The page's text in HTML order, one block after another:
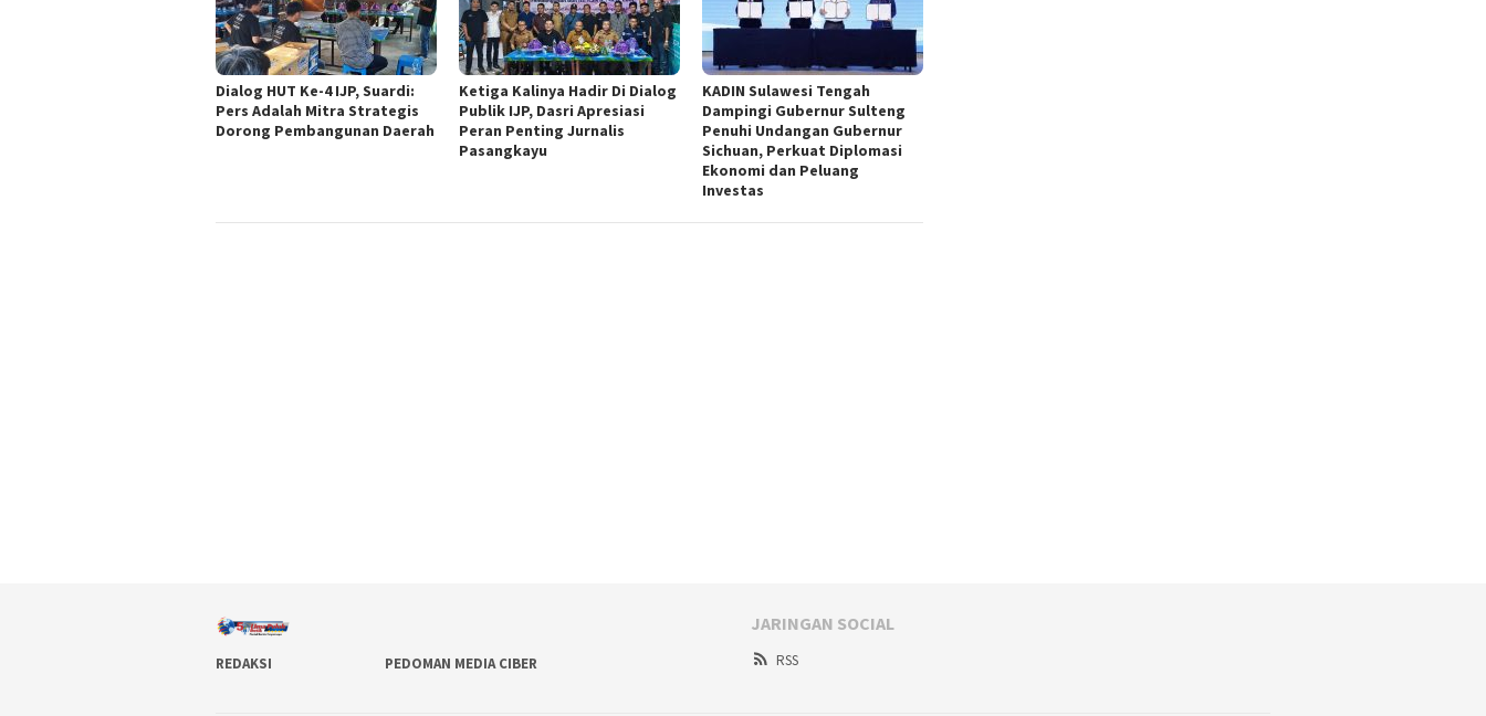
Dialog HUT Ke-4 IJP, Suardi:
Pers Adalah Mitra Strategis
Dorong Pembangunan Daerah
Ketiga Kalinya Hadir Di Dialog
Publik IJP, Dasri Apresiasi
Peran Penting Jurnalis
Pasangkayu
KADIN Sulawesi Tengah
Dampingi Gubernur Sulteng
Penuhi Undangan Gubernur
Sichuan, Perkuat Diplomasi
Ekonomi dan Peluang
Investas
REDAKSI PEDOMAN MEDIA CIBER
JARINGAN SOCIAL
RSS